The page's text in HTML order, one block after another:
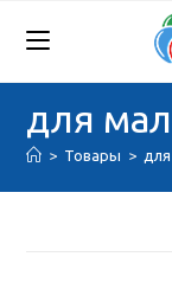
для
> Товары >